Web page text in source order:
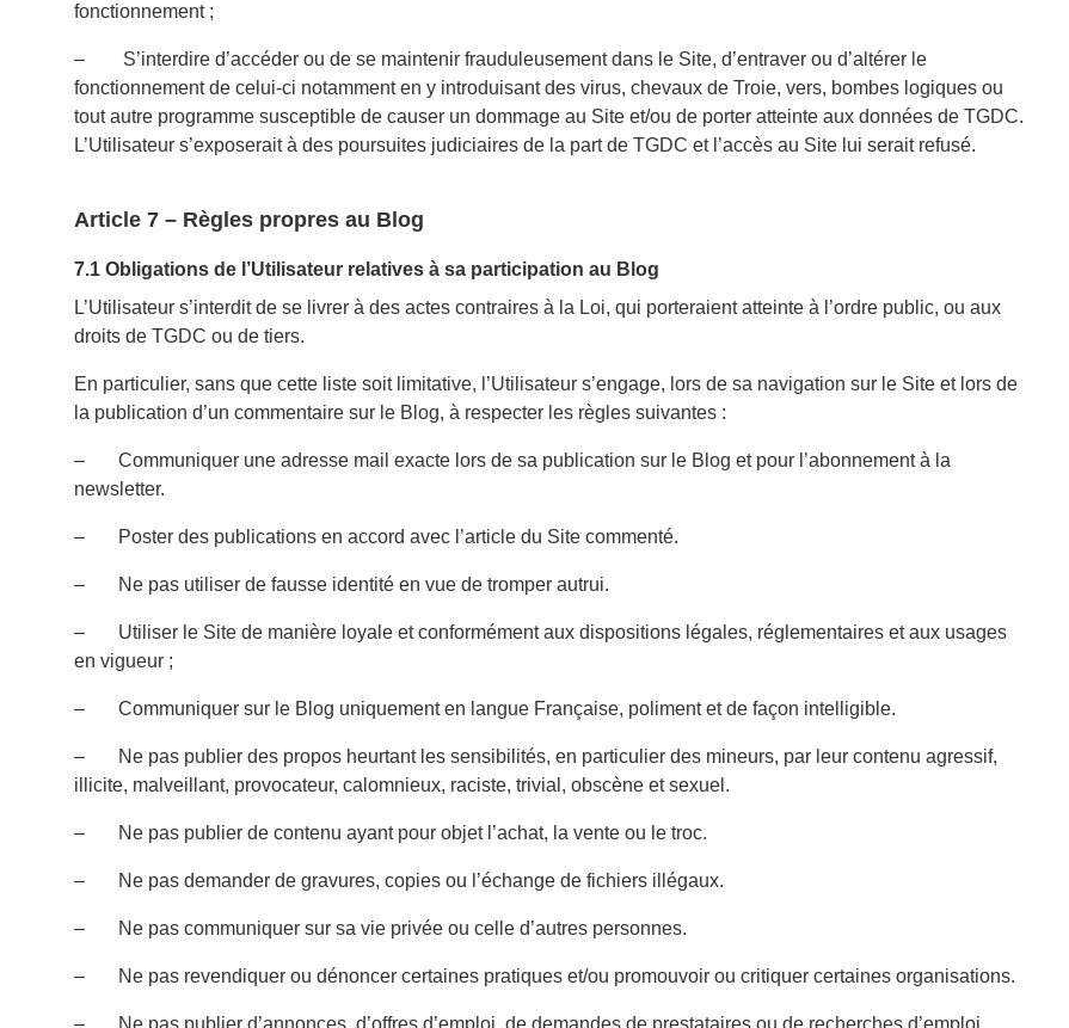
fonctionnement ;
– S’interdire d’accéder ou de se maintenir frauduleusement dans le Site, d’entraver ou d’altérer le
fonctionnement de celui-ci notamment en y introduisant des virus, chevaux de Troie, vers, bombes logiques ou
tout autre programme susceptible de causer un dommage au Site et/ou de porter atteinte aux données de TGDC.
L’Utilisateur s’exposerait à des poursuites judiciaires de la part de TGDC et l’accès au Site lui serait refusé.
Article 7 – Règles propres au Blog
7.1 Obligations de l’Utilisateur relatives à sa participation au Blog
L’Utilisateur s’interdit de se livrer à des actes contraires à la Loi, qui porteraient atteinte à l’ordre public, ou aux
droits de TGDC ou de tiers.
En particulier, sans que cette liste soit limitative, l’Utilisateur s’engage, lors de sa navigation sur le Site et lors de
la publication d’un commentaire sur le Blog, à respecter les règles suivantes :
– Communiquer une adresse mail exacte lors de sa publication sur le Blog et pour l’abonnement à la
newsletter.
– Poster des publications en accord avec l’article du Site commenté.
– Ne pas utiliser de fausse identité en vue de tromper autrui.
– Utiliser le Site de manière loyale et conformément aux dispositions légales, réglementaires et aux usages
en vigueur ;
– Communiquer sur le Blog uniquement en langue Française, poliment et de façon intelligible.
– Ne pas publier des propos heurtant les sensibilités, en particulier des mineurs, par leur contenu agressif,
illicite, malveillant, provocateur, calomnieux, raciste, trivial, obscène et sexuel.
– Ne pas publier de contenu ayant pour objet l’achat, la vente ou le troc.
– Ne pas demander de gravures, copies ou l’échange de fichiers illégaux.
– Ne pas communiquer sur sa vie privée ou celle d’autres personnes.
– Ne pas revendiquer ou dénoncer certaines pratiques et/ou promouvoir ou critiquer certaines organisations.